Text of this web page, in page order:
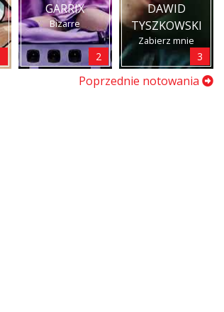
GARRIX
Bizarre
2
DAWID
TYSZKOWSKI
Zabierz mnie
3
Poprzednie notowania